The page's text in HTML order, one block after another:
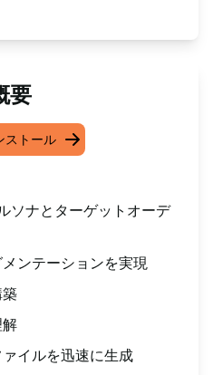
要
ストール
ソナとターゲットオーデ
ンテーションを実現
イルを迅速に生成